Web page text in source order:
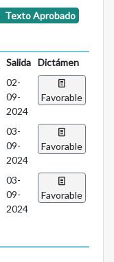
Texto Aprobado
Salida
Dictámen
02-
09-
2024
Favorable
03-
09-
2024
Favorable
03-
09-
2024
Favorable